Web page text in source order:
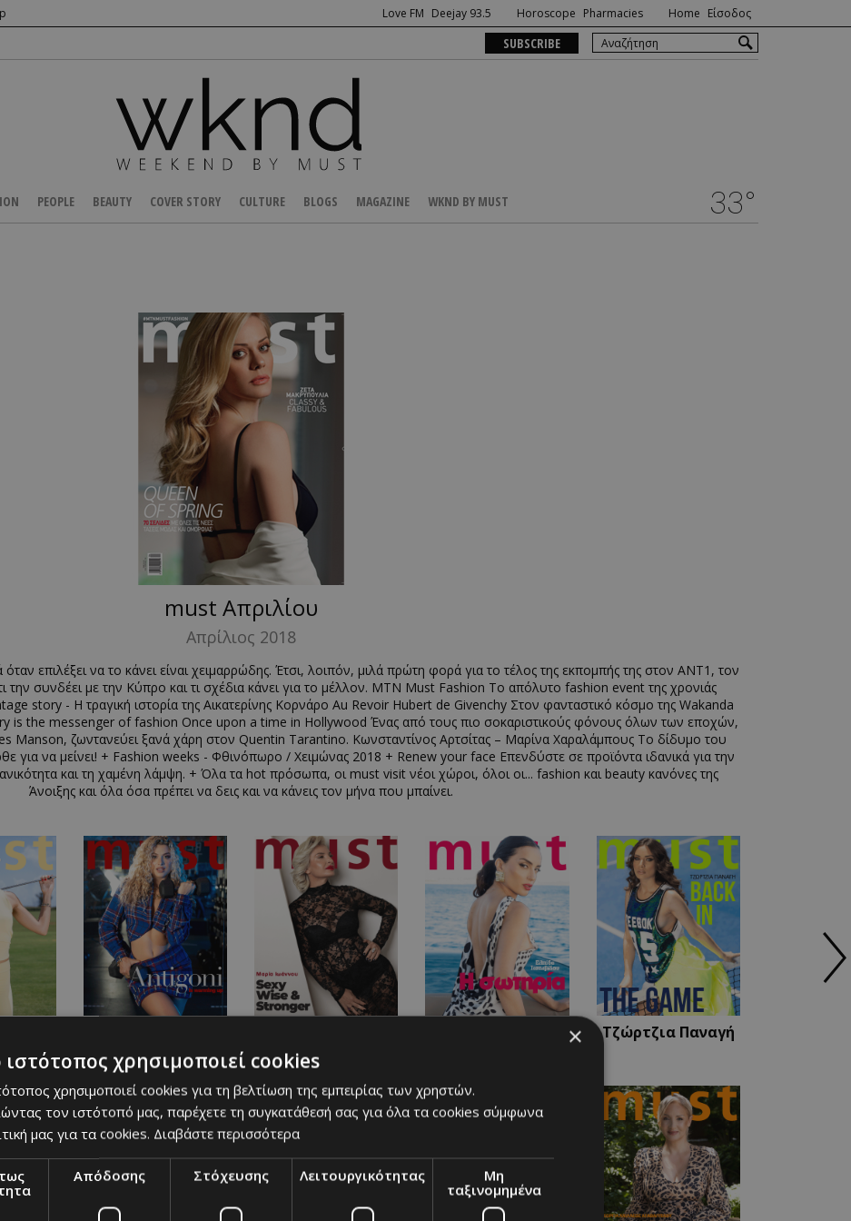
Love FM Deejay 93.5 Horoscope Pharmacies Home Είσοδος
SUBSCRIBE
PEOPLE BEAUTY COVER STORY CULTURE BLOGS MAGAZINE WKND BY MUST 33°
must Απριλίου
Απρίλιος 2018
επιλέξει να το κάνει είναι χειμαρρώδης. Έτσι, λοιπόν, μιλά πρώτη φορά για το τέλος της εκπομπής της στον ΑΝΤ1, τον
την συνδέει με την Κύπρο και τι σχέδια κάνει για το μέλλον. ΜΤΝ Must Fashion Το απόλυτο fashion event της χρονιάς
story - Η τραγική ιστορία της Αικατερίνης Κορνάρο Au Revoir Hubert de Givenchy Στον φανταστικό κόσμο της Wakanda
is the messenger of fashion Once upon a time in Hollywood Ένας από τους πιο σοκαριστικούς φόνους όλων των εποχών,
Manson, ζωντανεύει ξανά χάρη στον Quentin Tarantino. Κωνσταντίνος Αρτσίτας – Μαρίνα Χαραλάμπους Το δίδυμο του
για να μείνει! + Fashion weeks - Φθινόπωρο / Χειμώνας 2018 + Renew your face Επενδύστε σε προϊόντα ιδανικά για την
και τη χαμένη λάμψη. + Όλα τα hot πρόσωπα, οι must visit νέοι χώροι, όλοι οι... fashion και beauty κανόνες της
Άνοιξης και όλα όσα πρέπει να δεις και να κάνεις τον μήνα που μπαίνει.
Τζώρτζια Παναγή
×
χρησιμοποιεί cookies
χρησιμοποιεί cookies για τη βελτίωση της εμπειρίας των χρηστών.
τον ιστότοπό μας, παρέχετε τη συγκατάθεσή σας για όλα τα cookies σύμφωνα
μας για τα cookies. Διαβάστε περισσότερα
Απόδοσης Στόχευσης Λειτουργικότητας
Μη
ταξινομημένα